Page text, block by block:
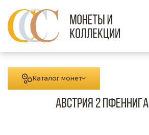
Каталог монет
Австрия 2